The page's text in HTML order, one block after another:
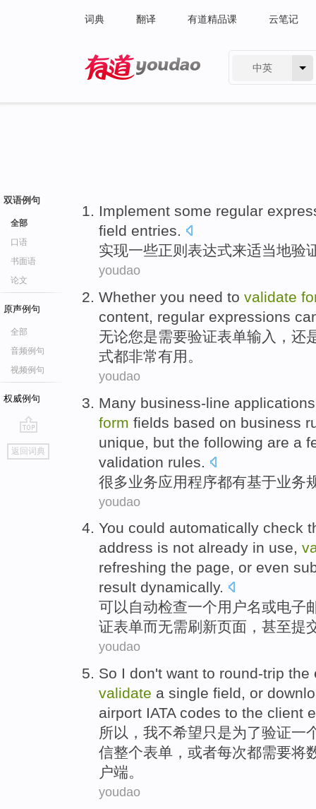
词典 翻译 有道精品课 云笔记
中英
双语例句
全部
口语
书面语
论文
原声例句
全部
音频例句
视频例句
权威例句
go
top
返回词典
Implement some regular
field entries.
实现一些正则 表达式来适当地验
youdao
Whether you need to validate
content, regular expressions
无论您是需要验证表单输入 ， 还
式都非常有用 。
youdao
Many business-line applications
form fields based on business
unique, but the following are a
validation rules.
很多业务应用程序都有基于业务
youdao
You could automatically check
address is not already in use,
refreshing the page, or even
result dynamically.
可以 自动检查一个用户名或电子
证表单而无需刷新页面 ， 甚至提
youdao
So I don't want to round-trip the
validate a single field, or
airport IATA codes to the client
所以 ， 我不希望 只是为了验证一
信整个表单 ， 或者每次都需要将
户端。
youdao